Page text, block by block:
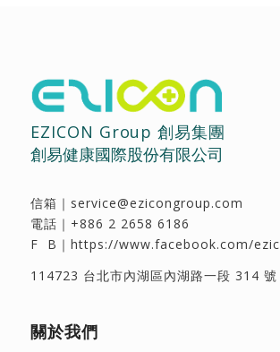
EZICON Group 創易集團
創易健康國際股份有限公司
信箱｜ service@ezicongroup.com
電話｜ +886 2 2658 6186
F B｜ https://www.facebook.com/
114723 台北市內湖區內湖路一段 314
關於我們